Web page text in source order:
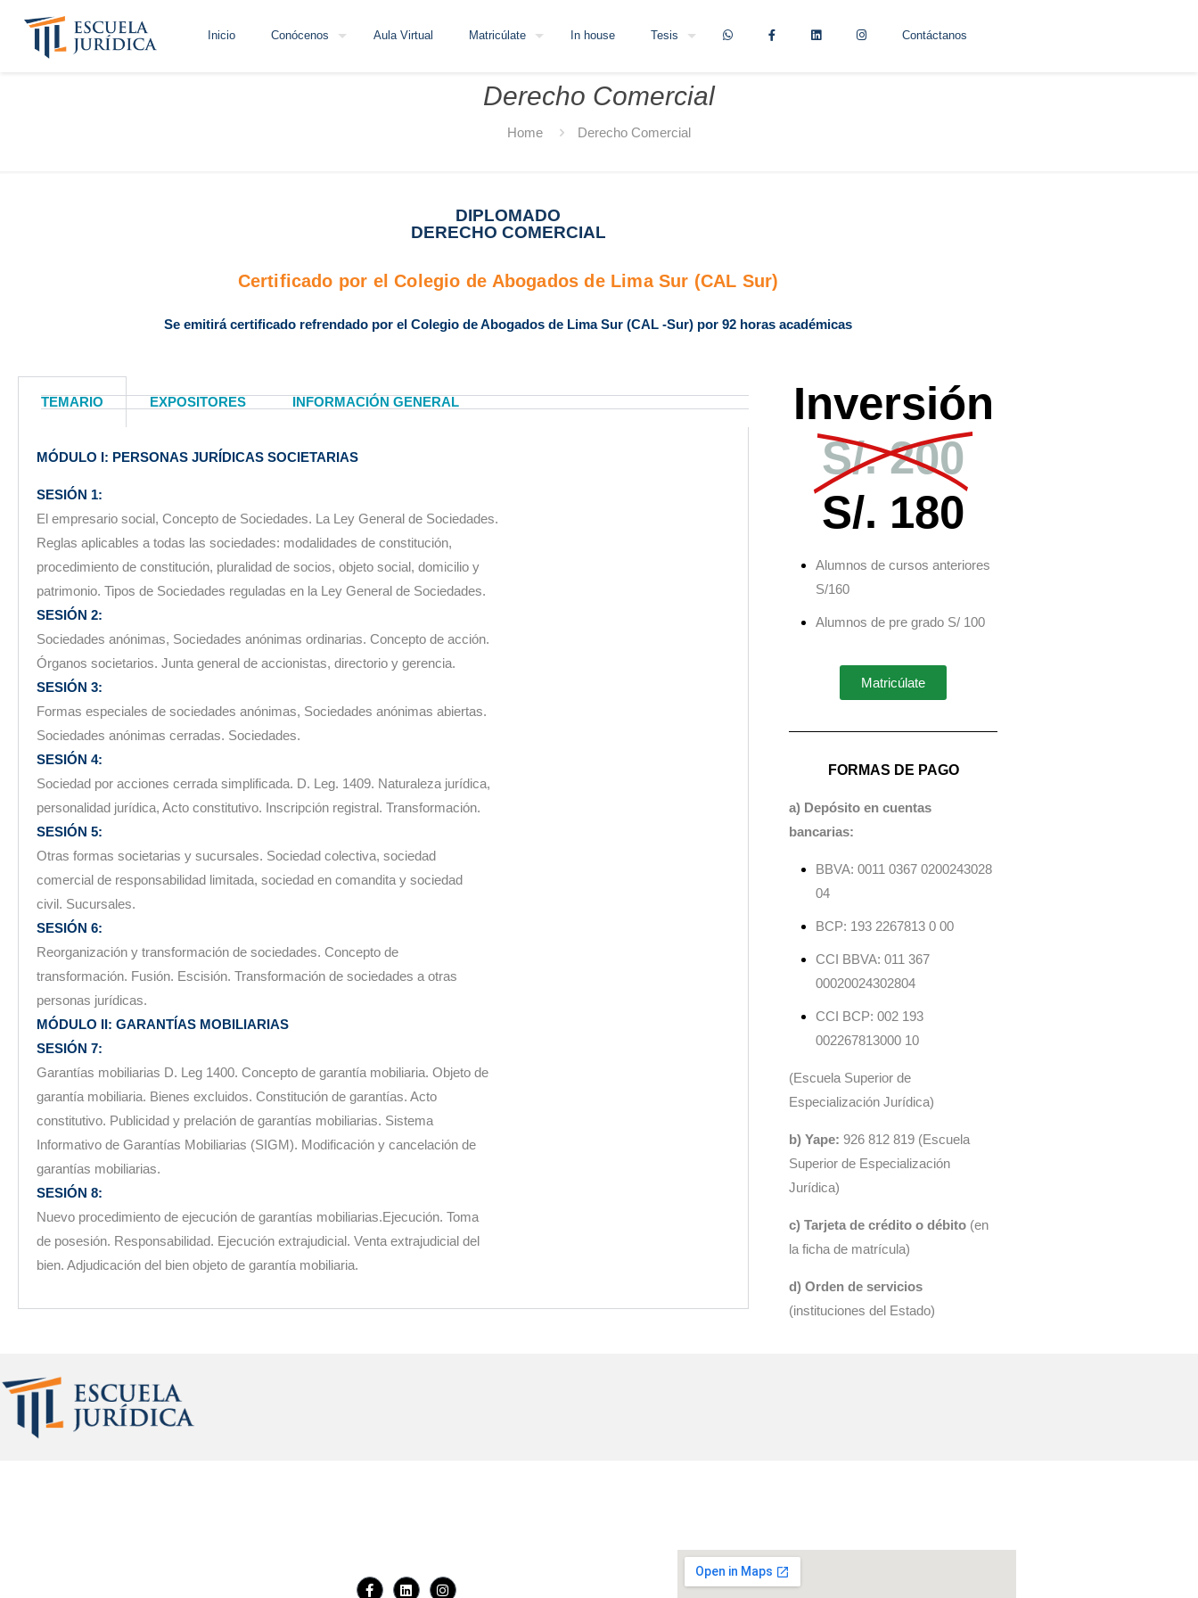
Inicio Conócenos Aula Virtual Matricúlate In house Tesis Contáctanos
Derecho Comercial
Home Derecho Comercial
DIPLOMADO
DERECHO COMERCIAL
Certificado por el Colegio de Abogados de Lima Sur (CAL Sur)
Se emitirá certificado refrendado por el Colegio de Abogados de Lima Sur (CAL -Sur) por 92 horas académicas
TEMARIO EXPOSITORES INFORMACIÓN GENERAL
MÓDULO I: PERSONAS JURÍDICAS SOCIETARIAS
SESIÓN 1:
El empresario social, Concepto de Sociedades. La Ley General de Sociedades.
Reglas aplicables a todas las sociedades: modalidades de constitución,
procedimiento de constitución, pluralidad de socios, objeto social, domicilio y
patrimonio. Tipos de Sociedades reguladas en la Ley General de Sociedades.
SESIÓN 2:
Sociedades anónimas, Sociedades anónimas ordinarias. Concepto de acción.
Órganos societarios. Junta general de accionistas, directorio y gerencia.
SESIÓN 3:
Formas especiales de sociedades anónimas, Sociedades anónimas abiertas.
Sociedades anónimas cerradas. Sociedades.
SESIÓN 4:
Sociedad por acciones cerrada simplificada. D. Leg. 1409. Naturaleza jurídica,
personalidad jurídica, Acto constitutivo. Inscripción registral. Transformación.
SESIÓN 5:
Otras formas societarias y sucursales. Sociedad colectiva, sociedad
comercial de responsabilidad limitada, sociedad en comandita y sociedad
civil. Sucursales.
SESIÓN 6:
Reorganización y transformación de sociedades. Concepto de
transformación. Fusión. Escisión. Transformación de sociedades a otras
personas jurídicas.
MÓDULO II: GARANTÍAS MOBILIARIAS
SESIÓN 7:
Garantías mobiliarias D. Leg 1400. Concepto de garantía mobiliaria. Objeto de
garantía mobiliaria. Bienes excluidos. Constitución de garantías. Acto
constitutivo. Publicidad y prelación de garantías mobiliarias. Sistema
Informativo de Garantías Mobiliarias (SIGM). Modificación y cancelación de
garantías mobiliarias.
SESIÓN 8:
Nuevo procedimiento de ejecución de garantías mobiliarias.Ejecución. Toma
de posesión. Responsabilidad. Ejecución extrajudicial. Venta extrajudicial del
bien. Adjudicación del bien objeto de garantía mobiliaria.
Inversión
S/. 200
S/. 180
Alumnos de cursos anteriores
S/160
Alumnos de pre grado S/ 100
Matricúlate
FORMAS DE PAGO
a) Depósito en cuentas
bancarias:
BBVA: 0011 0367 0200243028
04
BCP: 193 2267813 0 00
CCI BBVA: 011 367
00020024302804
CCI BCP: 002 193
002267813000 10
(Escuela Superior de
Especialización Jurídica)
b) Yape: 926 812 819 (Escuela
Superior de Especialización
Jurídica)
c) Tarjeta de crédito o débito (en
la ficha de matrícula)
d) Orden de servicios
(instituciones del Estado)